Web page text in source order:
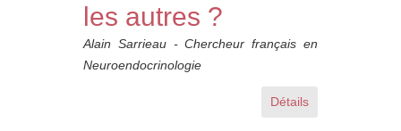
les autres ?
Alain Sarrieau - Chercheur français en
Neuroendocrinologie
Détails